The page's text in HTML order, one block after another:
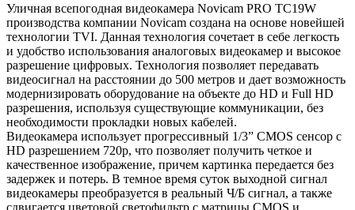
Уличная всепогодная видеокамера Novicam PRO TC19W
производства компании Novicam создана на основе новейшей
технологии TVI. Данная технология сочетает в себе легкость
и удобство использования аналоговых видеокамер и высокое
разрешение цифровых. Технология позволяет передавать
видеосигнал на расстоянии до 500 метров и дает возможность
модернизировать оборудование на объекте до HD и Full HD
разрешения, используя существующие коммуникации, без
необходимости прокладки новых кабелей.
Видеокамера использует прогрессивный 1/3” CMOS сенсор с
HD разрешением 720p, что позволяет получить четкое и
качественное изображение, причем картинка передается без
задержек и потерь. В темное время суток выходной сигнал
видеокамеры преобразуется в реальный Ч/Б сигнал, а также
сдвигается цветовой светофильтр с матрицы CMOS и